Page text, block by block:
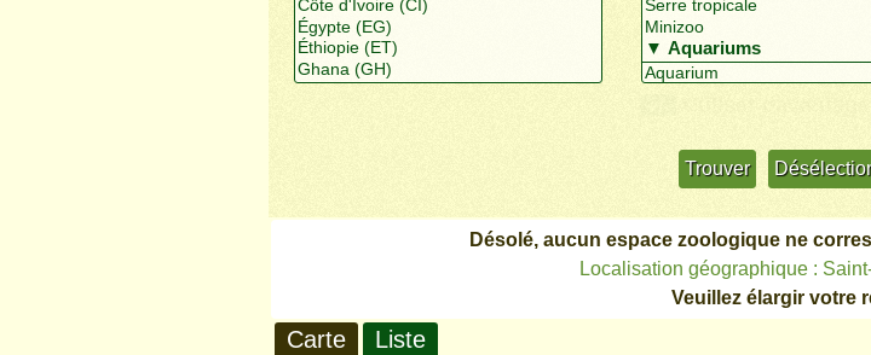
Désolé, aucun espace zoologique ne
Localisation géographique :
Veuillez élargir votre
Carte Liste